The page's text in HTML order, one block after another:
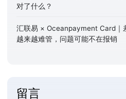
对了什么？
汇联易 × Oceanpayment Card｜
越来越难管，问题可能不在报销
留言